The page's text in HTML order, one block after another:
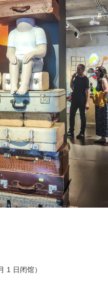
1 日闭馆）